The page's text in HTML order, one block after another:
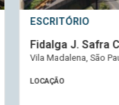
J. Safra
Madalena, São Paulo - SP